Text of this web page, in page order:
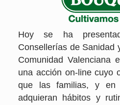
Hoy se ha
Consellerías de Sanidad
Comunidad Valenciana
una acción on-line cuyo
que las familias, y en
adquieran hábitos y